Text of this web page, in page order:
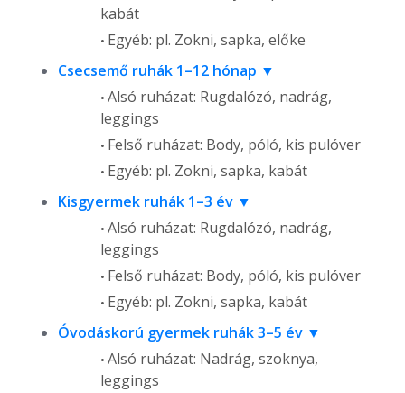
kabát
Egyéb: pl. Zokni, sapka, előke
Csecsemő ruhák 1–12 hónap
Alsó ruházat: Rugdalózó, nadrág,
leggings
Felső ruházat: Body, póló, kis pulóver
Egyéb: pl. Zokni, sapka, kabát
Kisgyermek ruhák 1–3 év
Alsó ruházat: Rugdalózó, nadrág,
leggings
Felső ruházat: Body, póló, kis pulóver
Egyéb: pl. Zokni, sapka, kabát
Óvodáskorú gyermek ruhák 3–5 év
Alsó ruházat: Nadrág, szoknya,
leggings